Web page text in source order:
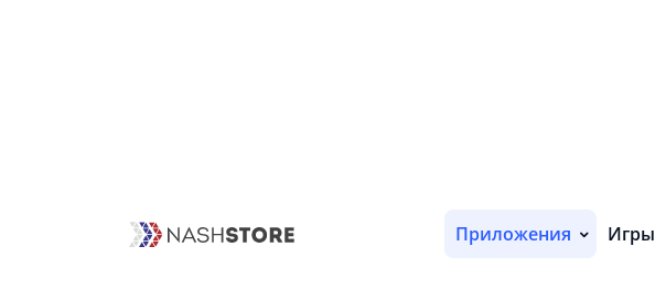
Приложения Игры
ОПИСАНИЕОТЗЫВЫ (3) РАЗРЕШЕНИЯ (6)